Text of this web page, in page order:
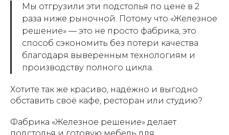
Мы отгрузили эти подстолья по цене в 2
раза ниже рыночной. Потому что «Железное
решение» — это не просто фабрика, это
способ сэкономить без потери качества
благодаря выверенным технологиям и
производству полного цикла.
Хотите так же красиво, надёжно и выгодно
обставить своё кафе, ресторан или студию?
Фабрика «Железное решение» делает